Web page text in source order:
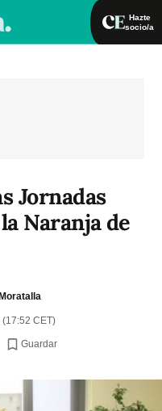
Hazte
socio/a
Jornadas
Naranja de
CET)
Guardar